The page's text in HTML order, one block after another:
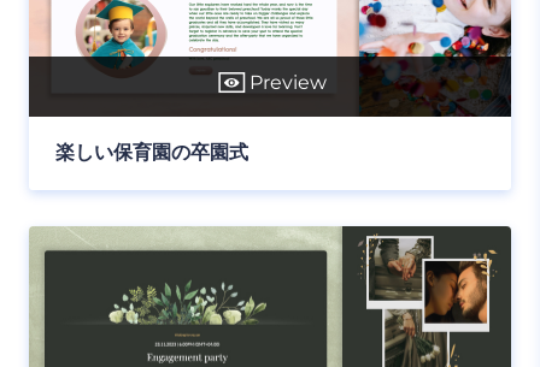
Preview
楽しい保育園の卒園式